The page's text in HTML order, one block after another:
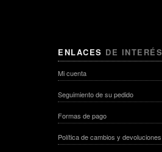
ENLACES DE INTERÉS
Mi cuenta
Seguimiento de su pedido
Formas de pago
Política de cambios y devoluciones